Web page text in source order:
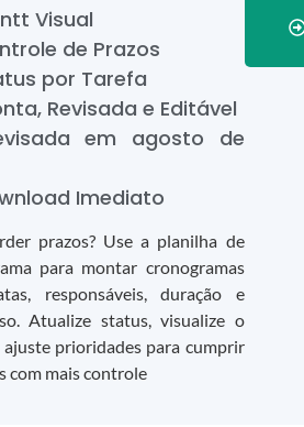
Visual
de Prazos
por Tarefa
Revisada e Editável
em agosto de
Imediato
prazos? Use a planilha de
para montar cronogramas
responsáveis, duração e
Atualize status, visualize o
prioridades para cumprir
com mais controle